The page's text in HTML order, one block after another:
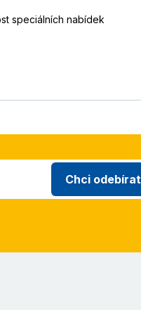
speciálních nabídek
Chci odebírat